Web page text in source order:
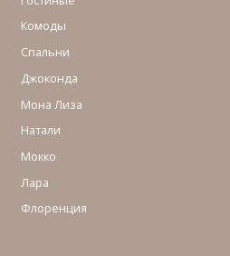
Комоды
Cпальни
Джоконда
Мона Лиза
Натали
Мокко
Лара
Флоренция